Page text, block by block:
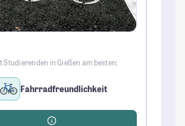
Studierenden in Gießen am besten:
Fahrradfreundlichkeit